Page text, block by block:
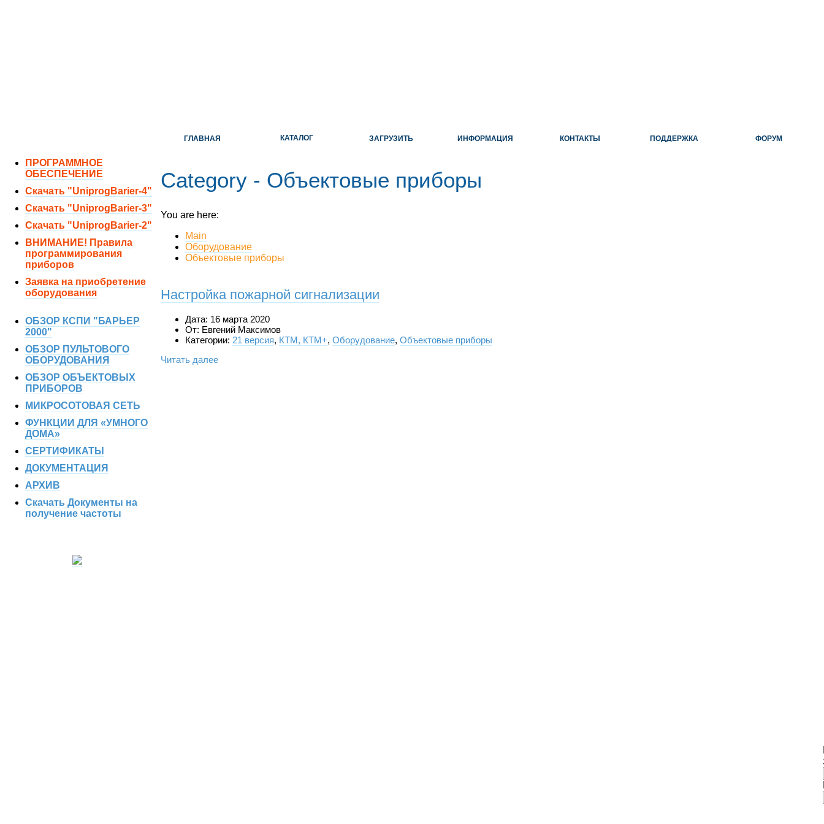
ПРОГРАММНОЕ
ОБЕСПЕЧЕНИЕ
Скачать "UniprogBarier-4"
Скачать "UniprogBarier-3"
Скачать "UniprogBarier-2"
ВНИМАНИЕ! Правила
программирования
приборов
Заявка на приобретение
оборудования
ОБЗОР КСПИ "БАРЬЕР
2000"
ОБЗОР ПУЛЬТОВОГО
ОБОРУДОВАНИЯ
ОБЗОР ОБЪЕКТОВЫХ
ПРИБОРОВ
МИКРОСОТОВАЯ СЕТЬ
ФУНКЦИИ ДЛЯ «УМНОГО
ДОМА»
СЕРТИФИКАТЫ
ДОКУМЕНТАЦИЯ
АРХИВ
Скачать Документы на
получение частоты
ГЛАВНАЯ КАТАЛОГ ЗАГРУЗИТЬ ИНФОРМАЦИЯ КОНТАКТЫ ПОДДЕРЖКА ФОРУМ
Category - Объектовые приборы
You are here:
Main
Оборудование
Объектовые приборы
Настройка пожарной сигнализации
Дата: 16 марта 2020
От: Евгений Максимов
Категории: 21 версия, КТМ, КТМ+, Оборудование, Объектовые приборы
Читать далее